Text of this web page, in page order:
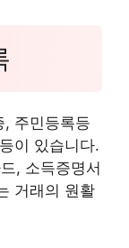
, 주민등록등
이 있습니다.
, 소득증명서
거래의 원활